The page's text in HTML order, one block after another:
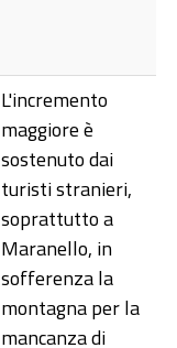
L'incremento
maggiore è
sostenuto dai
turisti stranieri,
soprattutto a
Maranello, in
sofferenza la
montagna per la
mancanza di